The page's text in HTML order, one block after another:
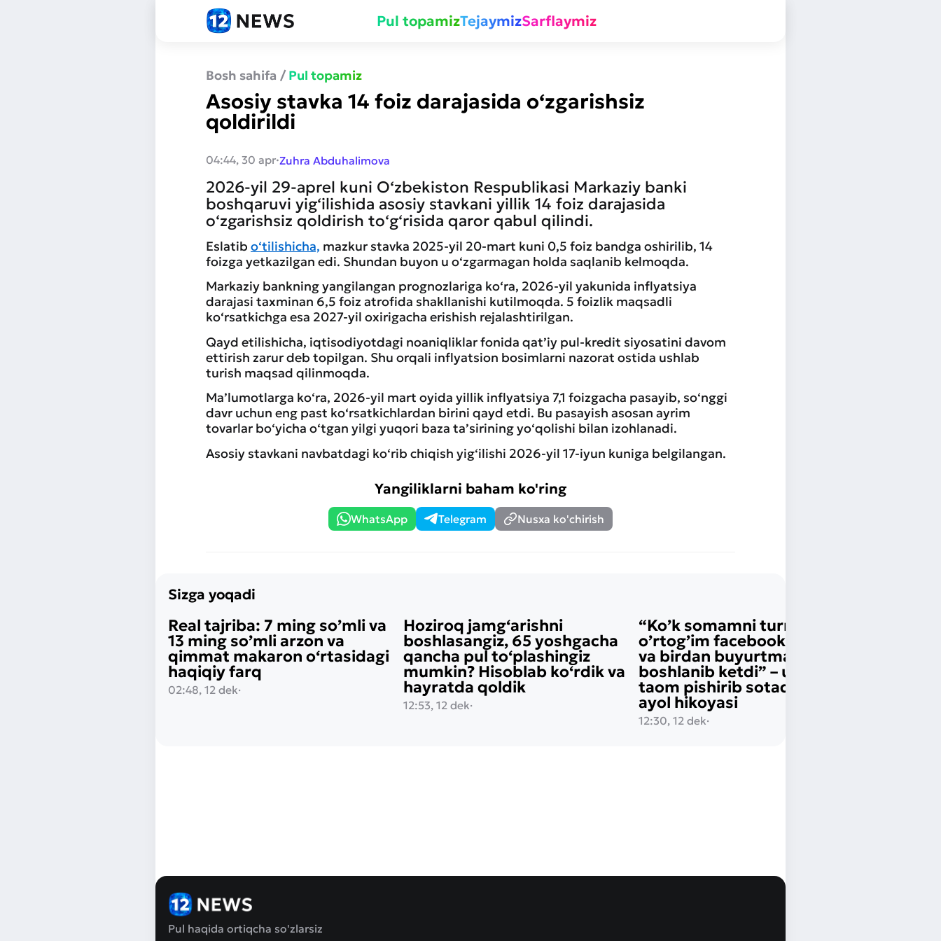
Pul topamizTejaymizSarflaymiz
Bosh sahifa / Pul topamiz
Asosiy stavka 14 foiz darajasida o‘zgarishsiz
qoldirildi
04:44, 30 apr·Zuhra Abduhalimova
2026-yil 29-aprel kuni O‘zbekiston Respublikasi Markaziy banki
boshqaruvi yig‘ilishida asosiy stavkani yillik 14 foiz darajasida
o‘zgarishsiz qoldirish to‘g‘risida qaror qabul qilindi.
Eslatib o‘tilishicha, mazkur stavka 2025-yil 20-mart kuni 0,5 foiz bandga oshirilib, 14
foizga yetkazilgan edi. Shundan buyon u o‘zgarmagan holda saqlanib kelmoqda.
Markaziy bankning yangilangan prognozlariga ko‘ra, 2026-yil yakunida inflyatsiya
darajasi taxminan 6,5 foiz atrofida shakllanishi kutilmoqda. 5 foizlik maqsadli
ko‘rsatkichga esa 2027-yil oxirigacha erishish rejalashtirilgan.
Qayd etilishicha, iqtisodiyotdagi noaniqliklar fonida qat’iy pul-kredit siyosatini davom
ettirish zarur deb topilgan. Shu orqali inflyatsion bosimlarni nazorat ostida ushlab
turish maqsad qilinmoqda.
Ma’lumotlarga ko‘ra, 2026-yil mart oyida yillik inflyatsiya 7,1 foizgacha pasayib, so‘nggi
davr uchun eng past ko‘rsatkichlardan birini qayd etdi. Bu pasayish asosan ayrim
tovarlar bo‘yicha o‘tgan yilgi yuqori baza ta’sirining yo‘qolishi bilan izohlanadi.
Asosiy stavkani navbatdagi ko‘rib chiqish yig‘ilishi 2026-yil 17-iyun kuniga belgilangan.
Yangiliklarni baham ko'ring
WhatsApp Telegram Nusxa ko'chirish
Sizga yoqadi
Real tajriba: 7 ming so’mli va
13 ming so’mli arzon va
qimmat makaron o‘rtasidagi
haqiqiy farq
02:48, 12 dek·
Hoziroq jamg‘arishni
boshlasangiz, 65 yoshgacha
qancha pul to‘plashingiz
mumkin? Hisoblab ko‘rdik va
hayratda qoldik
12:53, 12 dek·
“Ko’k somamni turmush
o’rtog’im facebookka qo’ydi
va birdan buyurtmalar
boshlanib ketdi” – uyda 40 xil
taom pishirib sotadigan yosh
ayol hikoyasi
12:30, 12 dek·
Pul haqida ortiqcha so'zlarsiz